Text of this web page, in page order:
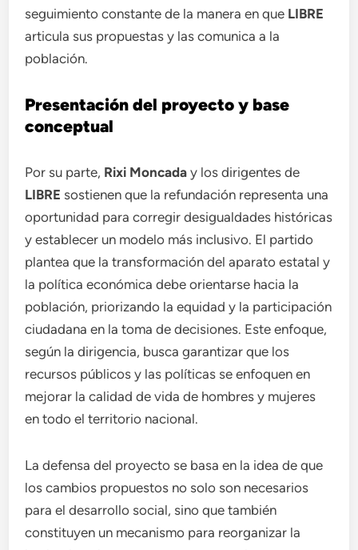
seguimiento constante de la manera en que LIBRE
articula sus propuestas y las comunica a la
población.
Presentación del proyecto y base
conceptual
Por su parte, Rixi Moncada y los dirigentes de
LIBRE sostienen que la refundación representa una
oportunidad para corregir desigualdades históricas
y establecer un modelo más inclusivo. El partido
plantea que la transformación del aparato estatal y
la política económica debe orientarse hacia la
población, priorizando la equidad y la participación
ciudadana en la toma de decisiones. Este enfoque,
según la dirigencia, busca garantizar que los
recursos públicos y las políticas se enfoquen en
mejorar la calidad de vida de hombres y mujeres
en todo el territorio nacional.
La defensa del proyecto se basa en la idea de que
los cambios propuestos no solo son necesarios
para el desarrollo social, sino que también
constituyen un mecanismo para reorganizar la